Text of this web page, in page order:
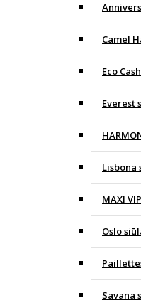
Camel
Eco
Everest
Lisbona
MAXI
Oslo
Savana